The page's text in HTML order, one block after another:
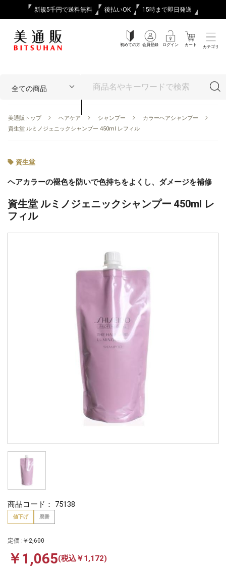
新規5千円で送料無料 後払いOK 15時まで即日発送
初めての方 会員登録 ログイン カート カテゴリ
美通販トップ ヘアケア シャンプー
カラーヘアシャンプー
資生堂 ルミノジェニックシャンプー 450ml レフィル
資生堂
ヘアカラーの褪色を防いで色持ちをよくし、ダメージを補修
資生堂 ルミノジェニックシャンプー 450ml レ
フィル
商品コード： 75138
値下げ 廃番
定価 :￥2,600
￥1,065(税込￥1,172)